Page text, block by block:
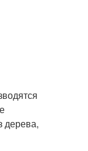
дерева,